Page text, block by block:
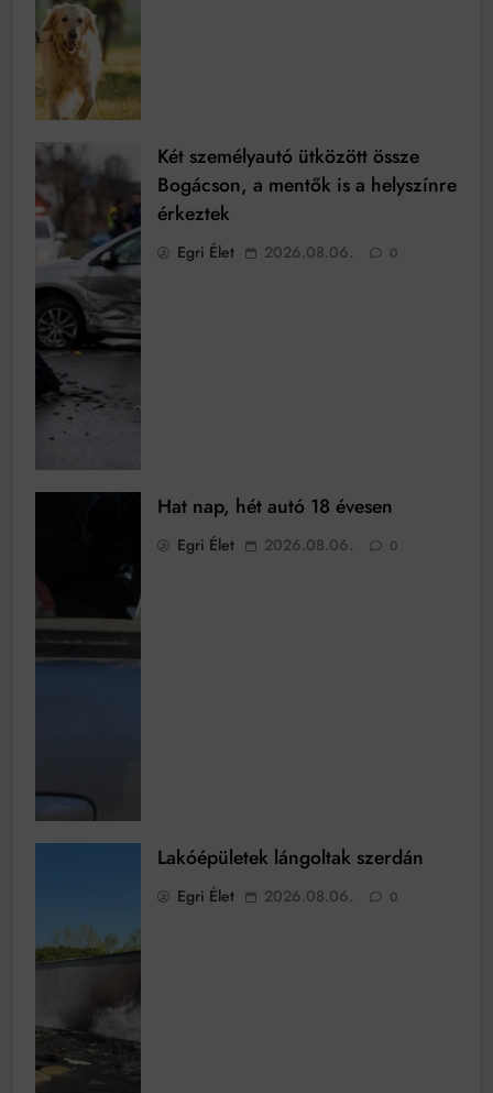
Két személyautó ütközött össze
Bogácson, a mentők is a helyszínre
érkeztek
Egri Élet 2026.08.06. 0
Hat nap, hét autó 18 évesen
Egri Élet 2026.08.06. 0
Lakóépületek lángoltak szerdán
Egri Élet 2026.08.06. 0